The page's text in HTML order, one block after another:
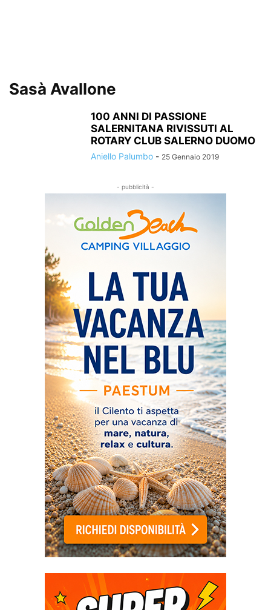
Sasà Avallone
100 ANNI DI PASSIONE
SALERNITANA RIVISSUTI AL
ROTARY CLUB SALERNO DUOMO
Aniello Palumbo - 25 Gennaio 2019
- pubblicità -